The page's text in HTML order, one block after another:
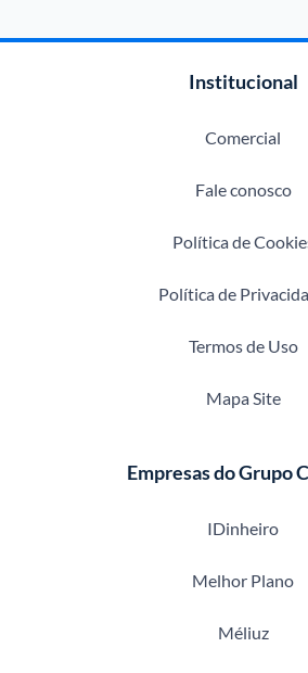
Institucional
Comercial
Fale conosco
Política de
Política de
Termos de Uso
Mapa Site
Empresas do Grupo
IDinheiro
Melhor Plano
Méliuz